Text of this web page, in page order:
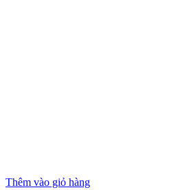
Thêm vào giỏ hàng